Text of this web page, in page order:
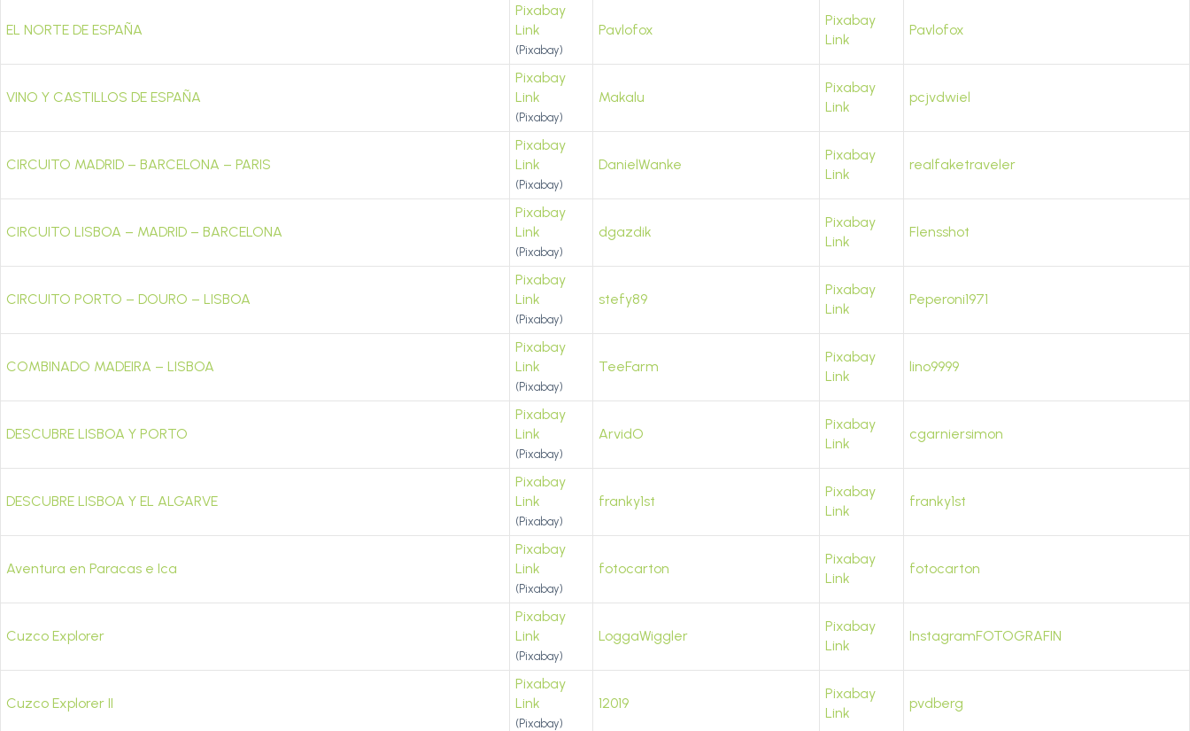
EL NORTE DE ESPAÑA
Pixabay
Link
(Pixabay)
Pavlofox
Pixabay
Link
Pavlofox
VINO Y CASTILLOS DE ESPAÑA
Pixabay
Link
(Pixabay)
Makalu
Pixabay
Link
pcjvdwiel
CIRCUITO MADRID – BARCELONA – PARIS
Pixabay
Link
(Pixabay)
DanielWanke
Pixabay
Link
realfaketraveler
CIRCUITO LISBOA – MADRID – BARCELONA
Pixabay
Link
(Pixabay)
dgazdik
Pixabay
Link
Flensshot
CIRCUITO PORTO – DOURO – LISBOA
Pixabay
Link
(Pixabay)
stefy89
Pixabay
Link
Peperoni1971
COMBINADO MADEIRA – LISBOA
Pixabay
Link
(Pixabay)
TeeFarm
Pixabay
Link
lino9999
DESCUBRE LISBOA Y PORTO
Pixabay
Link
(Pixabay)
ArvidO
Pixabay
Link
cgarniersimon
DESCUBRE LISBOA Y EL ALGARVE
Pixabay
Link
(Pixabay)
franky1st
Pixabay
Link
franky1st
Aventura en Paracas e Ica
Pixabay
Link
(Pixabay)
fotocarton
Pixabay
Link
fotocarton
Cuzco Explorer
Pixabay
Link
(Pixabay)
LoggaWiggler
Pixabay
Link
InstagramFOTOGRAFIN
Cuzco Explorer II
Pixabay
Link
(Pixabay)
12019
Pixabay
Link
pvdberg